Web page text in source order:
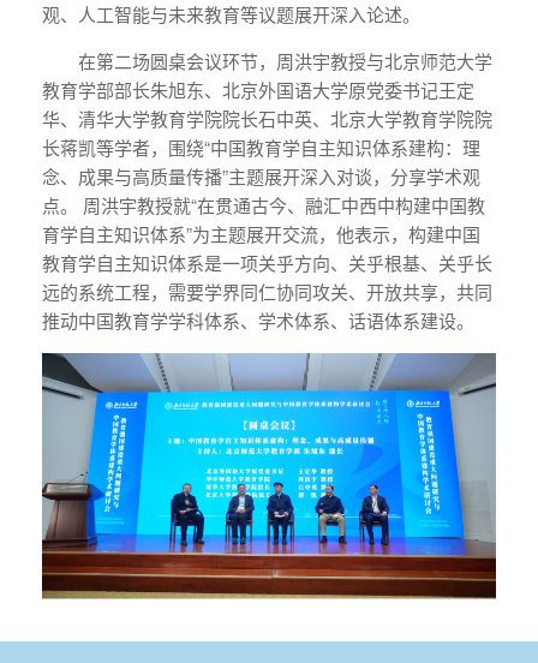
观、人工智能与未来教育等议题展开深入论述。
在第二场圆桌会议环节，周洪宇教授与北京师范大学
教育学部部长朱旭东、北京外国语大学原党委书记王定
华、清华大学教育学院院长石中英、北京大学教育学院院
长蒋凯等学者，围绕“中国教育学自主知识体系建构：理
念、成果与高质量传播”主题展开深入对谈，分享学术观
点。 周洪宇教授就“在贯通古今、融汇中西中构建中国教
育学自主知识体系”为主题展开交流，他表示，构建中国
教育学自主知识体系是一项关乎方向、关乎根基、关乎长
远的系统工程，需要学界同仁协同攻关、开放共享，共同
推动中国教育学学科体系、学术体系、话语体系建设。